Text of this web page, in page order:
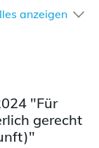
anzeigen
"Für
gerecht